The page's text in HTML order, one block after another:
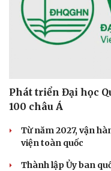
Phát triển Đại học
100 châu Á
Từ năm 2027, vận
viện toàn quốc
Thành lập Ủy ban